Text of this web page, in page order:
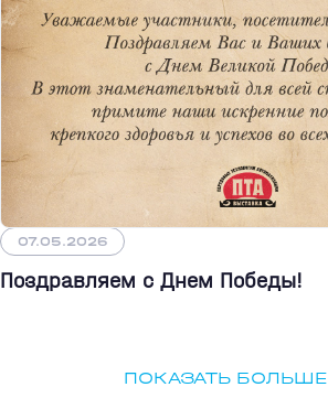
07.05.2026
Поздравляем с Днем Победы!
ПОКАЗАТЬ БОЛЬШЕ